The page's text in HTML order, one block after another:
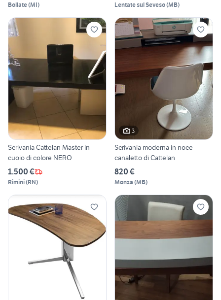
Bollate(MI) Lentate sul Seveso(MB)
Scrivania Cattelan Master in
cuoio di colore NERO
1.500 €
Rimini(RN)
3
Scrivania moderna in noce
canaletto di Cattelan
820 €
Monza (MB)